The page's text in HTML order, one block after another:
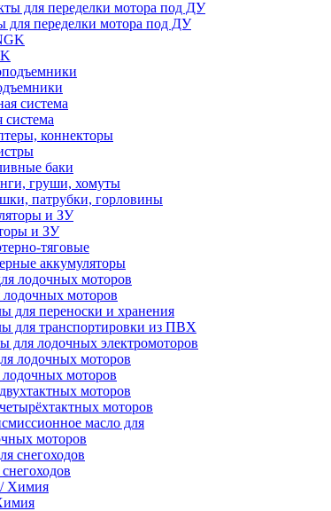
для переделки мотора под ДУ
система
коннекторы
баки
груши, хомуты
патрубки, горловины
и ЗУ
тяговые
аккумуляторы
моторов
для переноски и хранения
для транспортировки из ПВХ
для лодочных электромоторов
моторов
моторов
моторов
масло для
моторов